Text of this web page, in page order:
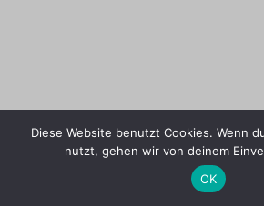
Diese Website benutzt Cookies. Wenn
nutzt, gehen wir von deinem
OK